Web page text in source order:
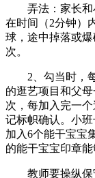
弄法：家长和
在时间（2分钟）
球，途中掉落或
次。
2、勾当时，每
的逛艺项目和父
次，每加入完一
记标帜确认。小
加入6个能干宝宝
的能干宝宝印章能
教师要操纵保守